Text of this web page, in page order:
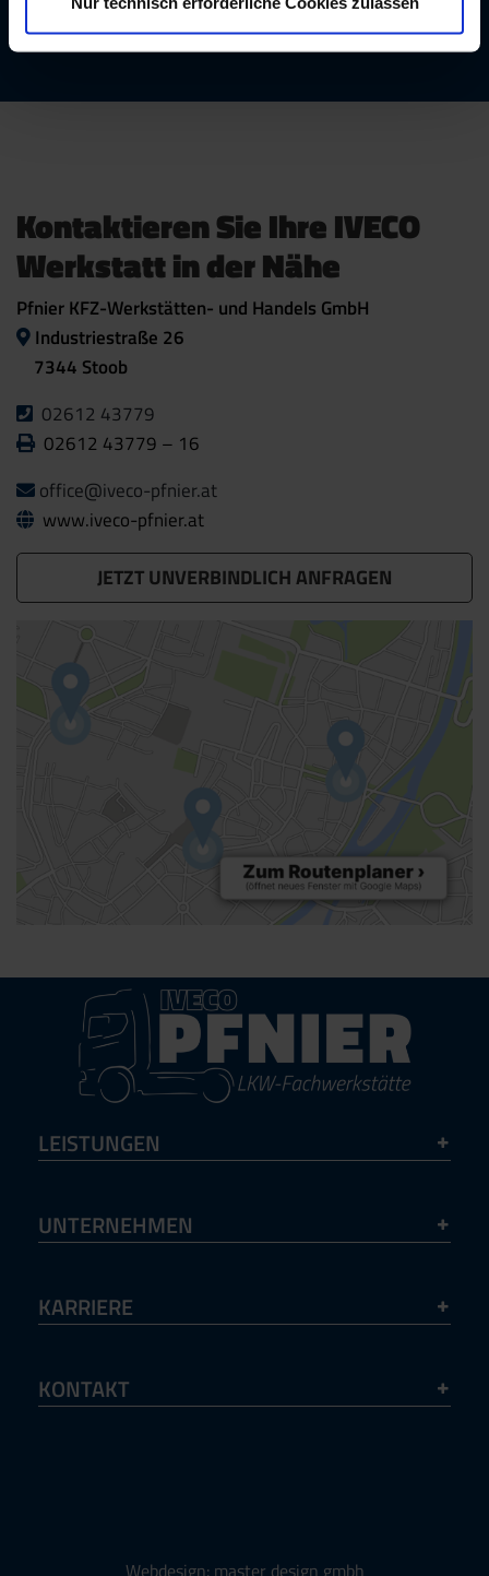
Zu den Anbietern aus der USA: Sie können diese auch
einzeln abwählen oder zulassen. Der Hintergrund dazu
Sollten Sie Fragen haben, dann ist
Kontaktieren Sie uns!
Kontaktieren Sie Ihre IVECO
Werkstatt in der Nähe
Pfnier KFZ-Werkstätten- und Handels GmbH
Industriestraße 26
7344 Stoob
02612 43779
02612 43779 – 16
office@iveco-pfnier.at
www.iveco-pfnier.at
JETZT UNVERBINDLICH ANFRAGEN
LEISTUNGEN
UNTERNEHMEN
KARRIERE
KONTAKT
Webdesign: master design gmbh